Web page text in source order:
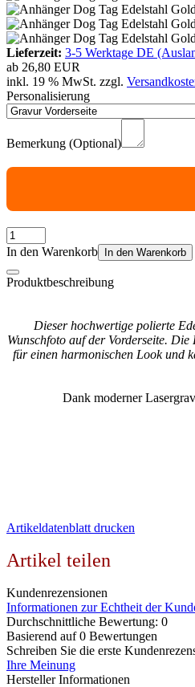
Lieferzeit: 3-5 Werktage DE
ab 26,80 EUR
inkl. 19 % MwSt. zzgl.
Personalisierung
Bemerkung (Optional)
In den Warenkorb In den Warenkorb
Produktbeschreibung
Dieser hochwertige polierte
Wunschfoto auf der Vorderseite.
für einen harmonischen Look und
Dank moderner
Artikeldatenblatt drucken
Artikel teilen
Kundenrezensionen
Informationen zur Echtheit der
Durchschnittliche Bewertung: 0
Basierend auf 0 Bewertungen
Schreiben Sie die erste
Ihre Meinung
Hersteller Informationen